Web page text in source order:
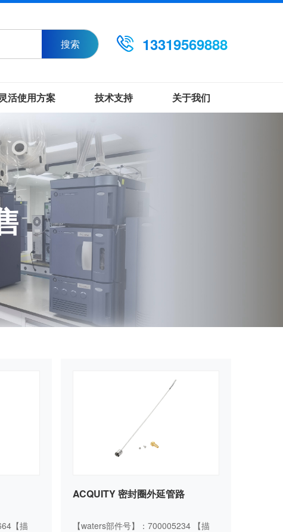
搜索 13319569888
活使用方案 技术支持 关于我们
【描
ACQUITY 密封圈外延管路
【waters部件号】：700005234 【描